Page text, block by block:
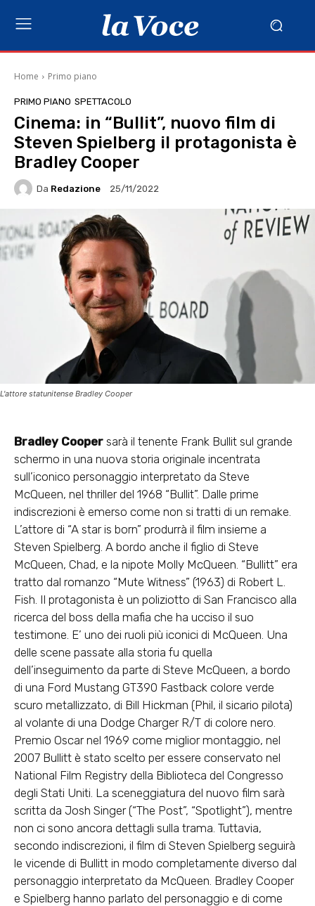
Home Primo piano
PRIMO PIANO SPETTACOLO
Cinema: in “Bullit”, nuovo film di
Steven Spielberg il protagonista è
Bradley Cooper
Da Redazione 25/11/2022
L'attore statunitense Bradley Cooper
Bradley Cooper sarà il tenente Frank Bullit sul grande
schermo in una nuova storia originale incentrata
sull’iconico personaggio interpretato da Steve
McQueen, nel thriller del 1968 “Bullit”. Dalle prime
indiscrezioni è emerso come non si tratti di un remake.
L’attore di “A star is born” produrrà il film insieme a
Steven Spielberg. A bordo anche il figlio di Steve
McQueen, Chad, e la nipote Molly McQueen. “Bullitt” era
tratto dal romanzo “Mute Witness” (1963) di Robert L.
Fish. Il protagonista è un poliziotto di San Francisco alla
ricerca del boss della mafia che ha ucciso il suo
testimone. E’ uno dei ruoli più iconici di McQueen. Una
delle scene passate alla storia fu quella
dell’inseguimento da parte di Steve McQueen, a bordo
di una Ford Mustang GT390 Fastback colore verde
scuro metallizzato, di Bill Hickman (Phil, il sicario pilota)
al volante di una Dodge Charger R/T di colore nero.
Premio Oscar nel 1969 come miglior montaggio, nel
2007 Bullitt è stato scelto per essere conservato nel
National Film Registry della Biblioteca del Congresso
degli Stati Uniti. La sceneggiatura del nuovo film sarà
scritta da Josh Singer (“The Post”, “Spotlight”), mentre
non ci sono ancora dettagli sulla trama. Tuttavia,
secondo indiscrezioni, il film di Steven Spielberg seguirà
le vicende di Bullitt in modo completamente diverso dal
personaggio interpretato da McQueen. Bradley Cooper
e Spielberg hanno parlato del personaggio e di come